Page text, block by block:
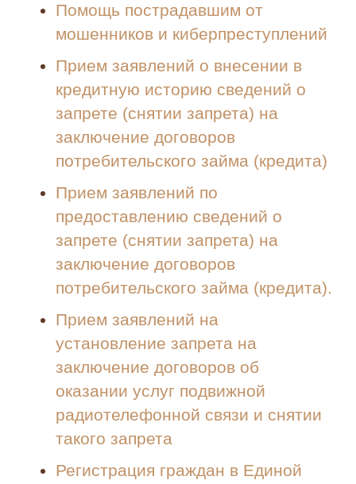
Помощь пострадавшим от
мошенников и киберпреступлений
Прием заявлений о внесении в
кредитную историю сведений о
запрете (снятии запрета) на
заключение договоров
потребительского займа (кредита)
Прием заявлений по
предоставлению сведений о
запрете (снятии запрета) на
заключение договоров
потребительского займа (кредита).
Прием заявлений на
установление запрета на
заключение договоров об
оказании услуг подвижной
радиотелефонной связи и снятии
такого запрета
Регистрация граждан в Единой